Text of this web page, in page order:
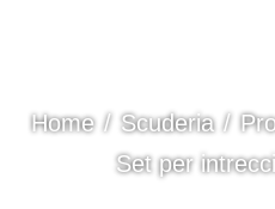
Home Scuderia
Set per